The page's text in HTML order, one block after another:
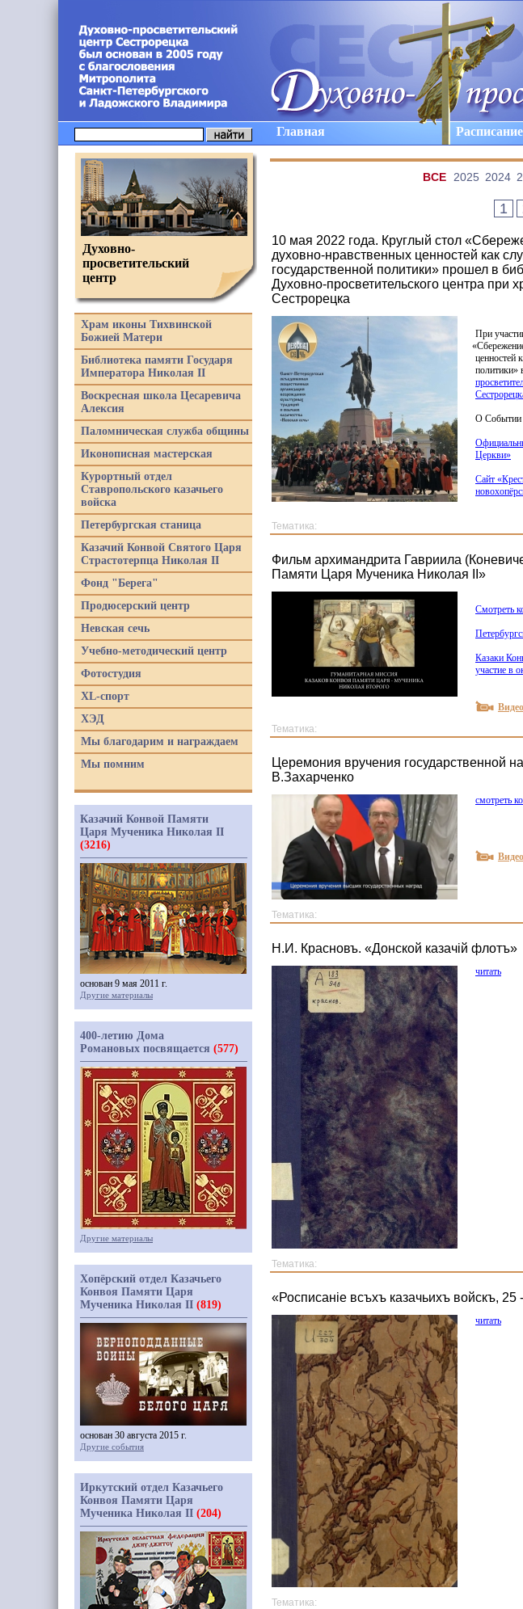
Главная
ВCE 2025 2024
1
10 мая 2022 года. Круглый стол
духовно-нравственных ценностей как
государственной политики» прошел в
Духовно-просветительского центра
Сестрорецка
При
ценностей
политики»
О
Церкви»
Сайт
Тематика:
Фильм архимандрита Гавриила
Памяти Царя Мученика Николая II»
Смотреть
Казаки
участие в
Видео
Тематика:
Церемония вручения государственной
В.Захарченко
смотреть
Видео
Тематика:
Н.И. Красновъ. «Донской казачiй флотъ»
читать
Тематика:
«Росписанiе всъхъ казачьихъ войскъ,
читать
Тематика:
Духовно-
просветительский
центр
Храм иконы Тихвинской
Божией Матери
Библиотека памяти Государя
Императора Николая II
Воскресная школа Цесаревича
Алексия
Паломническая служба общины
Иконописная мастерская
Курортный отдел
Ставропольского казачьего
войска
Петербургская станица
Казачий Конвой Святого Царя
Страстотерпца Николая II
Фонд "Берега"
Продюсерский центр
Невская сечь
Учебно-методический центр
Фотостудия
XL-спорт
ХЭД
Мы благодарим и награждаем
Мы помним
Казачий Конвой Памяти
Царя Мученика Николая II
(3216)
основан 9 мая 2011 г.
Другие материалы
400-летию Дома
Романовых посвящается (577)
Другие материалы
Хопёрский отдел Казачьего
Конвоя Памяти Царя
Мученика Николая II (819)
основан 30 августа 2015 г.
Другие события
Иркутский отдел Казачьего
Конвоя Памяти Царя
Мученика Николая II (204)